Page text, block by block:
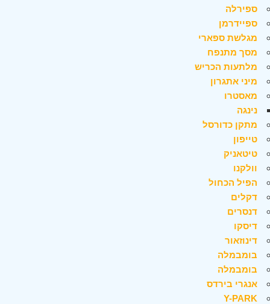
ספירלה
ספיידרמן
מגלשת ספארי
מסך מתנפח
מלתעות הכריש
מיני אתגרון
מאסטרו
נינגה
מתקן כדורסל
טייפון
טיטאניק
וולקנו
הפיל הכחול
דקלים
דנסרים
דיסקו
דינוזאור
בומבמלה
בומבמלה
אנגרי בירדס
Y-PARK